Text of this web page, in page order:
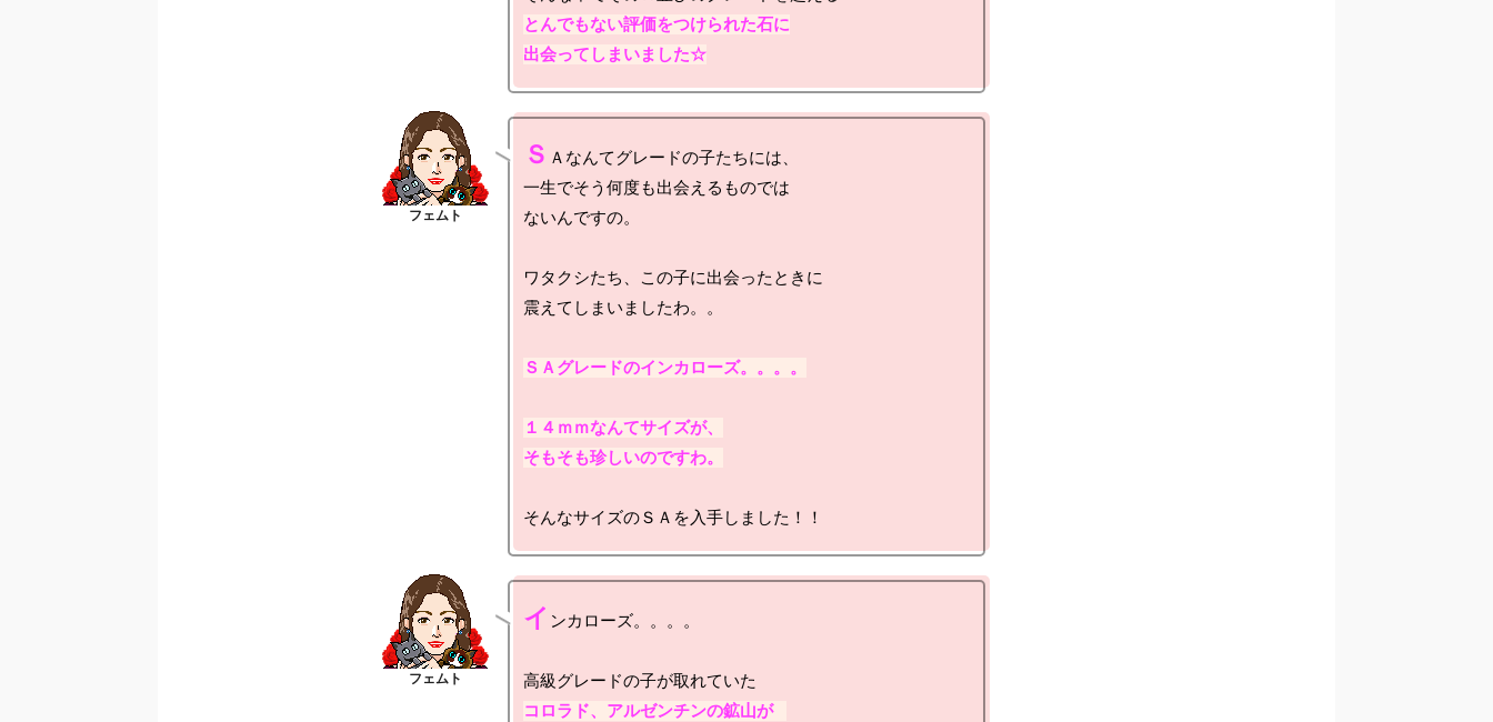
とんでもない評価をつけられた石に
出会ってしまいました☆
Ｓ Ａなんてグレードの子たちには、
一生でそう何度も出会えるものでは
ないんですの。
ワタクシたち、この子に出会ったときに
震えてしまいましたわ。。
ＳＡグレードのインカローズ。。。。
１４ｍｍなんてサイズが、
そもそも珍しいのですわ。
イ ンカローズ。。。。
コロラド、アルゼンチンの鉱山が